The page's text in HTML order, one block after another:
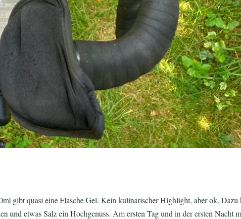
gibt quasi eine Flasche Gel. Kein kulinarischer Highlight, aber ok.
etwas Salz ein Hochgenuss. Am ersten Tag und in der ersten Nacht